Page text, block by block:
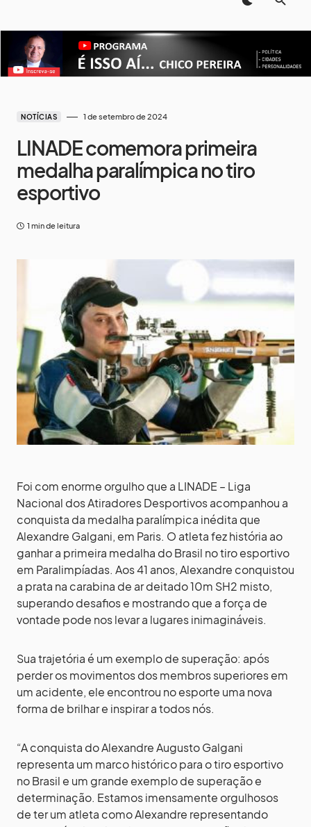
NOTÍCIAS 1 de setembro de 2024
LINADE comemora primeira
medalha paralímpica no tiro
esportivo
1 min de leitura
Foi com enorme orgulho que a LINADE – Liga
Nacional dos Atiradores Desportivos acompanhou a
conquista da medalha paralímpica inédita que
Alexandre Galgani, em Paris. O atleta fez história ao
ganhar a primeira medalha do Brasil no tiro esportivo
em Paralimpíadas. Aos 41 anos, Alexandre conquistou
a prata na carabina de ar deitado 10m SH2 misto,
superando desafios e mostrando que a força de
vontade pode nos levar a lugares inimagináveis.
Sua trajetória é um exemplo de superação: após
perder os movimentos dos membros superiores em
um acidente, ele encontrou no esporte uma nova
forma de brilhar e inspirar a todos nós.
“A conquista do Alexandre Augusto Galgani
representa um marco histórico para o tiro esportivo
no Brasil e um grande exemplo de superação e
determinação. Estamos imensamente orgulhosos
de ter um atleta como Alexandre representando